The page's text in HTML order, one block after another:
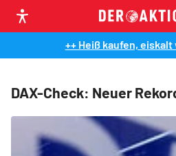
++ Heiß kaufen,
DAX-Check: Neuer